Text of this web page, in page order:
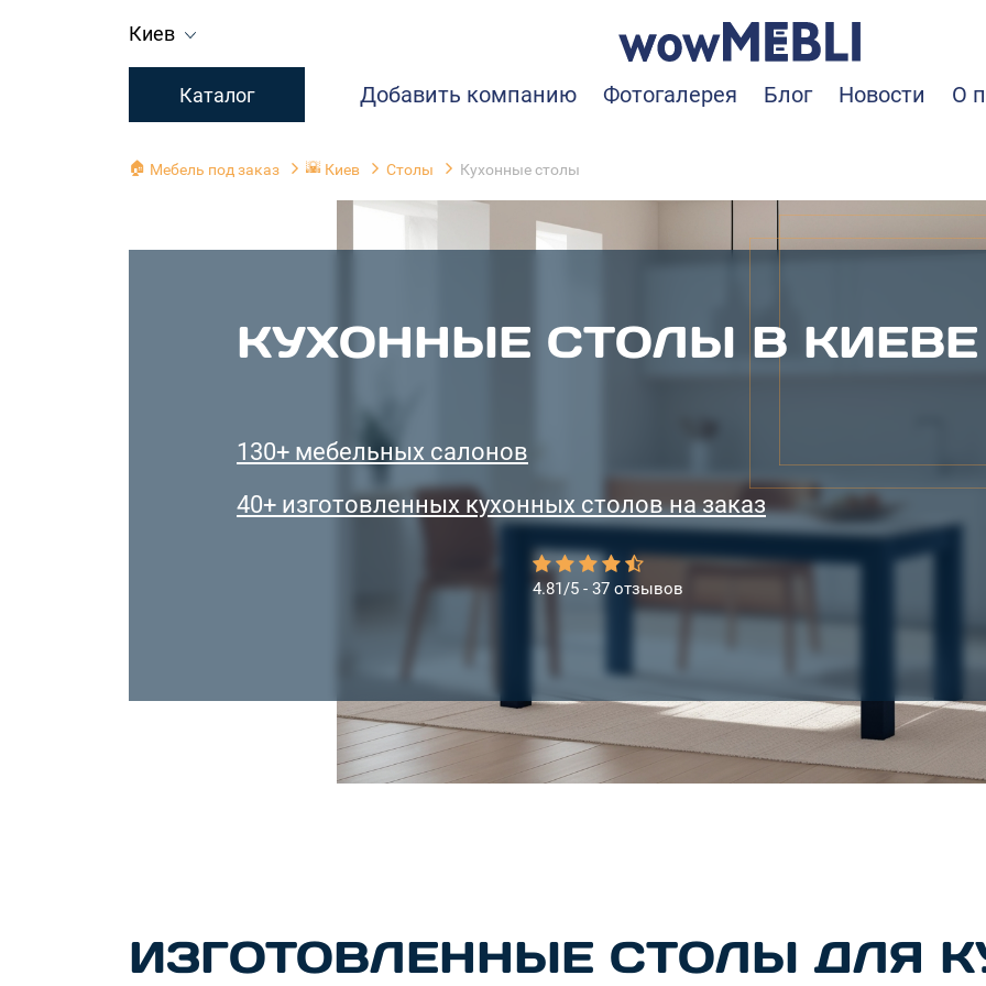
Киев
Каталог Добавить компанию Фотогалерея Блог Новости О
🏠 Мебель под заказ 🌇 Киев Столы Кухонные столы
КУХОННЫЕ СТОЛЫ В КИЕВЕ
130+ мебельных салонов
40+ изготовленных кухонных столов на заказ
4.81/5 - 37 отзывов
ИЗГОТОВЛЕННЫЕ СТОЛЫ ДЛЯ